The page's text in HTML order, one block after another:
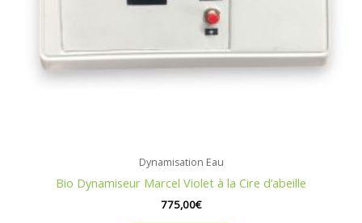
Dynamisation Eau
Bio Dynamiseur Marcel Violet à la Cire d’abeille
775,00€